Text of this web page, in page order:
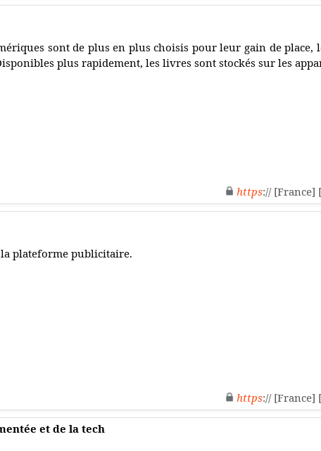
sont de plus en plus choisis pour leur gain de place,
plus rapidement, les livres sont stockés sur les
https:// [France]
la plateforme publicitaire.
https:// [France]
et de la tech